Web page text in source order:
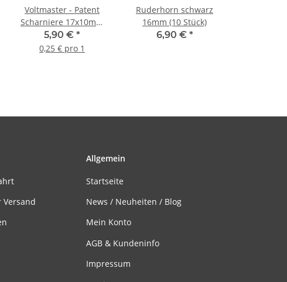
Voltmaster - Patent
Scharniere 17x10mm
(24 Stück)
5,90 € *
0,25 € pro 1
Ruderhorn schwarz
16mm (10 Stück)
6,90 € *
Versand
Allgemein
Startseite
News / Neuheiten / Blog
Mein Konto
AGB & Kundeninfo
Impressum